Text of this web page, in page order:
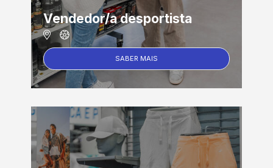
Vendedor/a desportista
SABER MAIS